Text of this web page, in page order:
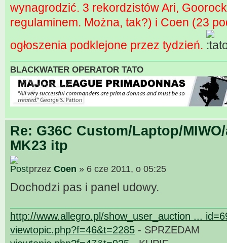
wynagrodzić. 3 rekordzistów Ari,
regulaminem. Można, tak?) i Coen (23
ogłoszenia podklejone przez tydzień.
BLACKWATER OPERATOR TATO
Re: G36C Custom/Laptop/
MK23 itp
przez Coen » 6 cze 2011, o 05:25
Dochodzi pas i panel udowy.
http://www.allegro.pl/show_user_auction ...
viewtopic.php?f=46&t=2285 - SPRZEDAM